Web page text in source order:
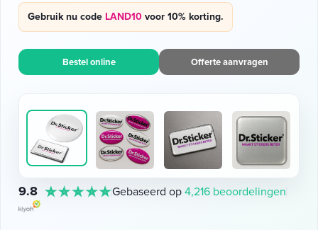
Gebruik nu code LAND10voor 10% korting.
Bestel online Offerte aanvragen
9.8 Gebaseerd op4,216 beoordelingen